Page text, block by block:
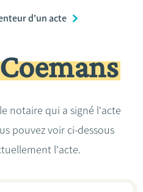
d'un acte
notaire qui a signé l'acte
pouvez voir ci-dessous
l'acte.